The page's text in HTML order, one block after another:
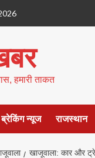
हमारी ताकत
ब्रेकिंग न्यूज राजस्थान
खाजूवाला: कार और